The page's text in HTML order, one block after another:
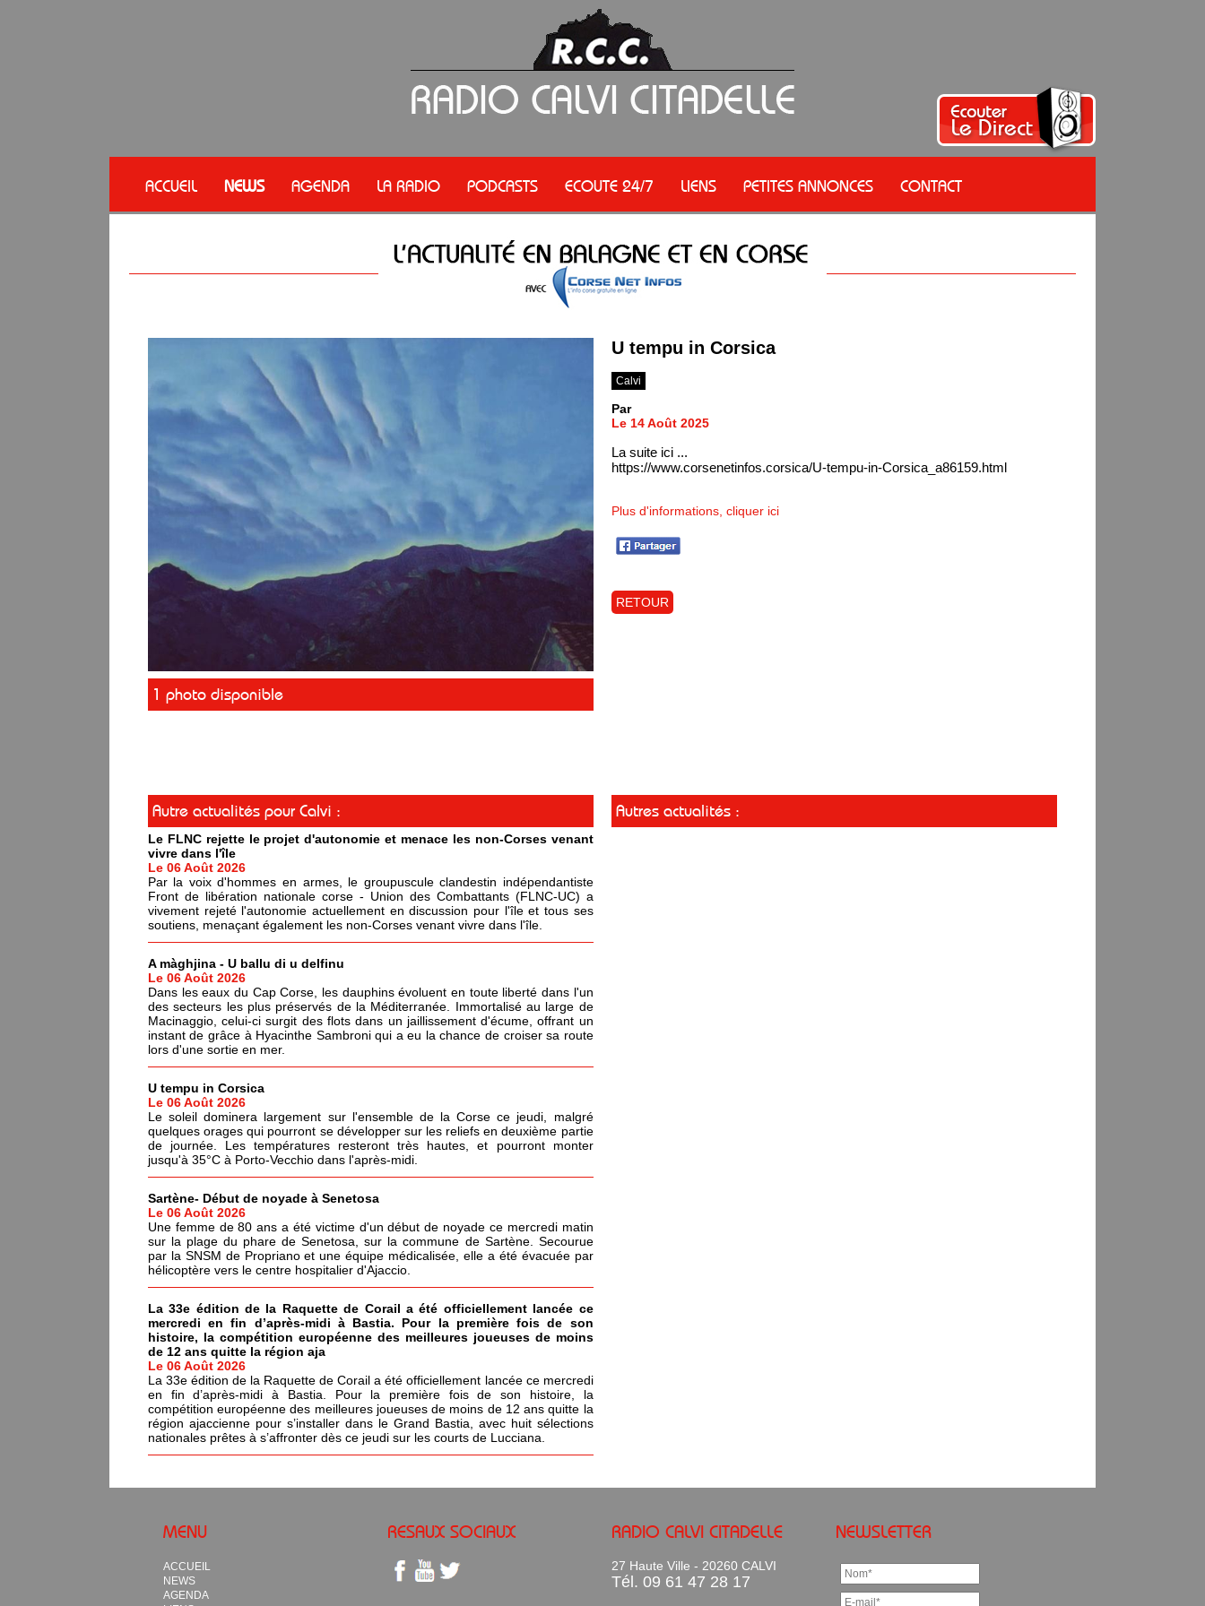
ACCUEIL NEWS AGENDA LA RADIO PODCASTS ECOUTE 24/7 LIENS PETITES ANNONCES CONTACT
1 photo disponible
U tempu in Corsica
Calvi
Par
Le 14 Août 2025
La suite ici ...
https://www.corsenetinfos.corsica/U-tempu-in-Corsica_a86159.html
Plus d'informations, cliquer ici
RETOUR
Autre actualités pour Calvi :
Le FLNC rejette le projet d'autonomie et menace les non-Corses venant
vivre dans l'île
Le 06 Août 2026
Par la voix d'hommes en armes, le groupuscule clandestin indépendantiste
Front de libération nationale corse - Union des Combattants (FLNC-UC) a
vivement rejeté l'autonomie actuellement en discussion pour l'île et tous ses
soutiens, menaçant également les non-Corses venant vivre dans l'île.
A màghjina - U ballu di u delfinu
Le 06 Août 2026
Dans les eaux du Cap Corse, les dauphins évoluent en toute liberté dans l'un
des secteurs les plus préservés de la Méditerranée. Immortalisé au large de
Macinaggio, celui-ci surgit des flots dans un jaillissement d'écume, offrant un
instant de grâce à Hyacinthe Sambroni qui a eu la chance de croiser sa route
lors d'une sortie en mer.
U tempu in Corsica
Le 06 Août 2026
Le soleil dominera largement sur l'ensemble de la Corse ce jeudi, malgré
quelques orages qui pourront se développer sur les reliefs en deuxième partie
de journée. Les températures resteront très hautes, et pourront monter
jusqu'à 35°C à Porto-Vecchio dans l'après-midi.
Sartène- Début de noyade à Senetosa
Le 06 Août 2026
Une femme de 80 ans a été victime d'un début de noyade ce mercredi matin
sur la plage du phare de Senetosa, sur la commune de Sartène. Secourue
par la SNSM de Propriano et une équipe médicalisée, elle a été évacuée par
hélicoptère vers le centre hospitalier d'Ajaccio.
La 33e édition de la Raquette de Corail a été officiellement lancée ce
mercredi en fin d’après-midi à Bastia. Pour la première fois de son
histoire, la compétition européenne des meilleures joueuses de moins
de 12 ans quitte la région aja
Le 06 Août 2026
La 33e édition de la Raquette de Corail a été officiellement lancée ce mercredi
en fin d’après-midi à Bastia. Pour la première fois de son histoire, la
compétition européenne des meilleures joueuses de moins de 12 ans quitte la
région ajaccienne pour s’installer dans le Grand Bastia, avec huit sélections
nationales prêtes à s’affronter dès ce jeudi sur les courts de Lucciana.
Autres actualités :
MENU
ACCUEIL
NEWS
AGENDA
RESAUX SOCIAUX RADIO CALVI CITADELLE
27 Haute Ville - 20260 CALVI
Tél. 09 61 47 28 17
NEWSLETTER